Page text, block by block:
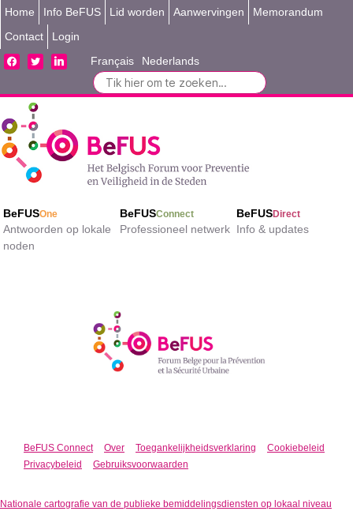
Home Info BeFUS Lid worden Aanwervingen
Memorandum
Contact
Login
facebooktwitterlinkedin Français Nederlands
Search
for:
BeFUSOne
Antwoorden op lokale
noden
BeFUSConnect
Professioneel netwerk
BeFUSDirect
Info & updates
BeFUS Connect Over Toegankelijkheidsverklaring
Cookiebeleid
Privacybeleid
Gebruiksvoorwaarden
Nationale cartografie van de publieke bemiddelingsdiensten op lokaal niveau